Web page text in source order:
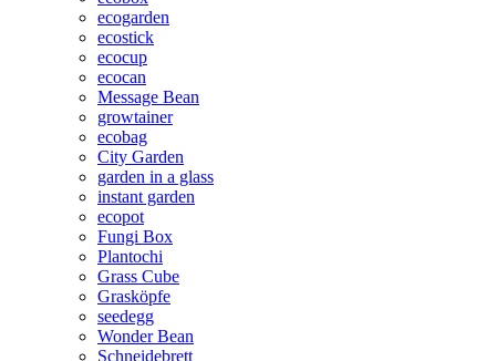
ecogarden
ecostick
ecocup
ecocan
Message Bean
growtainer
ecobag
City Garden
garden in a glass
instant garden
ecopot
Fungi Box
Plantochi
Grass Cube
Grasköpfe
seedegg
Wonder Bean
Schneidebrett